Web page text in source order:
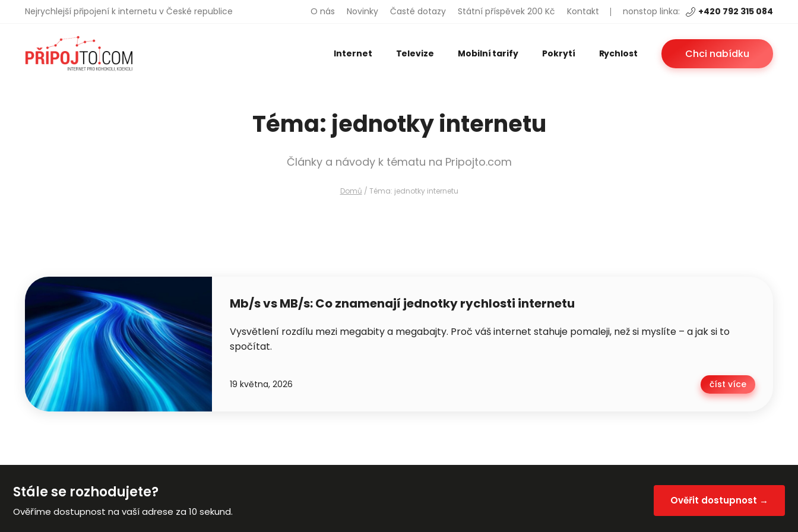
Nejrychlejší připojení k internetu v České republice O nás Novinky Časté dotazy Státní příspěvek 200 Kč Kontakt nonstop linka: +420 792 315 084
Internet Televize Mobilní tarify Pokrytí Rychlost Chci nabídku
Téma: jednotky internetu
Články a návody k tématu na Pripojto.com
Domů / Téma: jednotky internetu
Mb/s vs MB/s: Co znamenají jednotky rychlosti internetu
Vysvětlení rozdílu mezi megabity a megabajty. Proč váš internet stahuje pomaleji, než si myslíte – a jak si to
spočítat.
19 května, 2026 číst více
Odeslat
podmínkami ochrany osobních údajů
Stále se rozhodujete?
Ověříme dostupnost na vaší adrese za 10 sekund.
Ověřit dostupnost →
PN Petra je online
Zavolá do 2 minut · Po–Pá 8–18